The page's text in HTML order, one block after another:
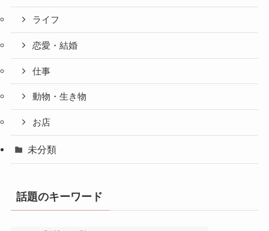
ライフ
恋愛・結婚
仕事
動物・生き物
お店
未分類
話題のキーワード